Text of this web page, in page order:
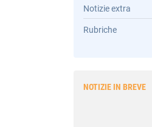
Notizie extra
Rubriche
NOTIZIE IN BREVE